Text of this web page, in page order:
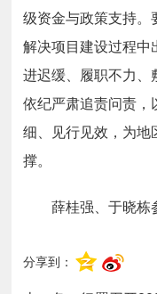
级资金与政策支持。
解决项目建设过程中
进迟缓、履职不力、
依纪严肃追责问责，
细、见行见效，为地
撑。
薛桂强、于晓栋
分享到：